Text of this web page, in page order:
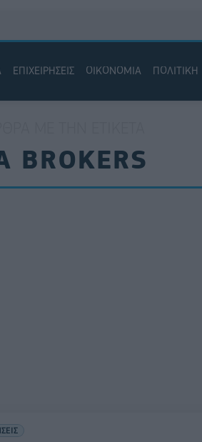
ΕΠΙΧΕΙΡΗΣΕΙΣ ΟΙΚΟΝΟΜΙΑ ΠΟΛΙΤΙΚΗ
BROKERS